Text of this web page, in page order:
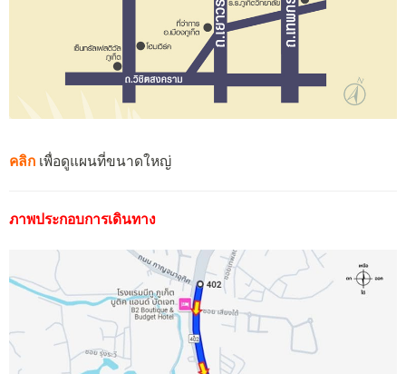
คลิก เพื่อดูแผนที่ขนาดใหญ่
ภาพประกอบการเดินทาง